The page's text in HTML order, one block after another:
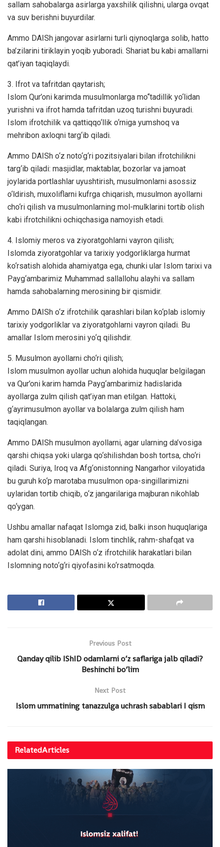
sallam sahobalarga asirlarga yaxshilik qilishni, ularga ovqat
va suv berishni buyurdilar.
Ammo DAISh jangovar asirlarni turli qiynoqlarga solib, hatto
ba’zilarini tiriklayin yoqib yuboradi. Shariat bu kabi amallarni
qat’iyan taqiqlaydi.
3. Ifrot va tafritdan qaytarish;
Islom Qur’oni karimda musulmonlarga mo‘‘tadillik yo‘lidan
yurishni va ifrot hamda tafritdan uzoq turishni buyuradi.
Islom ifrotchilik va qattiqqo‘llik o‘rniga yumshoq va
mehribon axloqni targ‘ib qiladi.
Ammo DAISh o‘z noto‘g‘ri pozitsiyalari bilan ifrotchilikni
targ‘ib qiladi: masjidlar, maktablar, bozorlar va jamoat
joylarida portlashlar uyushtirish, musulmonlarni asossiz
o‘ldirish, muxoliflarni kufrga chiqarish, musulmon ayollarni
cho‘ri qilish va musulmonlarning mol-mulklarini tortib olish
kabi ifrotchilikni ochiqchasiga namoyish etadi.
4. Islomiy meros va ziyoratgohlarni vayron qilish;
Islomda ziyoratgohlar va tarixiy yodgorliklarga hurmat
ko‘rsatish alohida ahamiyatga ega, chunki ular Islom tarixi va
Payg‘ambarimiz Muhammad sallallohu alayhi va sallam
hamda sahobalarning merosining bir qismidir.
Ammo DAISh o‘z ifrotchilik qarashlari bilan ko‘plab islomiy
tarixiy yodgorliklar va ziyoratgohlarni vayron qiladi. Bu
amallar Islom merosini yo‘q qilishdir.
5. Musulmon ayollarni cho‘ri qilish;
Islom musulmon ayollar uchun alohida huquqlar belgilagan
va Qur’oni karim hamda Payg‘ambarimiz hadislarida
ayollarga zulm qilish qat’iyan man etilgan. Hattoki,
g‘ayrimusulmon ayollar va bolalarga zulm qilish ham
taqiqlangan.
Ammo DAISh musulmon ayollarni, agar ularning da’vosiga
qarshi chiqsa yoki ularga qo‘shilishdan bosh tortsa, cho‘ri
qiladi. Suriya, Iroq va Afg‘onistonning Nangarhor viloyatida
bu guruh ko‘p marotaba musulmon opa-singillarimizni
uylaridan tortib chiqib, o‘z jangarilariga majburan nikohlab
qo‘ygan.
Ushbu amallar nafaqat Islomga zid, balki inson huquqlariga
ham qarshi hisoblanadi. Islom tinchlik, rahm-shafqat va
adolat dini, ammo DAISh o‘z ifrotchilik harakatlari bilan
Islomning noto‘g‘ri qiyofasini ko‘rsatmoqda.
Previous Post
Qanday qilib IShID odamlarni o’z saflariga jalb qiladi?
Beshinchi bo’lim
Next Post
Islom ummatining tanazzulga uchrash sabablari I qism
RelatedArticles